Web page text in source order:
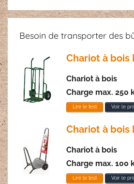
Besoin de transporter des
Chariot à bois
Chariot à bois
Charge max. 250
Lire le test Voir le
Chariot à bois
Chariot à bois
Charge max. 100
Lire le test Voir le